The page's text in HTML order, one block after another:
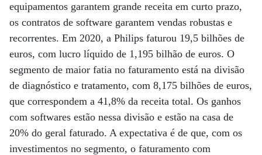
equipamentos garantem grande receita em curto prazo,
os contratos de software garantem vendas robustas e
recorrentes. Em 2020, a Philips faturou 19,5 bilhões de
euros, com lucro líquido de 1,195 bilhão de euros. O
segmento de maior fatia no faturamento está na divisão
de diagnóstico e tratamento, com 8,175 bilhões de euros,
que correspondem a 41,8% da receita total. Os ganhos
com softwares estão nessa divisão e estão na casa de
20% do geral faturado. A expectativa é de que, com os
investimentos no segmento, o faturamento com